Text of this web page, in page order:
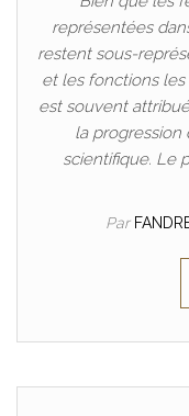
représentées
restent sous-
et les fonctions
est souvent
la progression
scientifique. Le
Par